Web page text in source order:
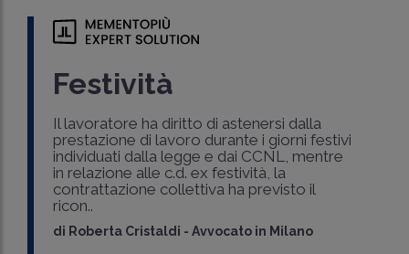
Festività
Il lavoratore ha diritto di astenersi dalla
prestazione di lavoro durante i giorni festivi
individuati dalla legge e dai CCNL, mentre
in relazione alle c.d. ex festività, la
contrattazione collettiva ha previsto il
ricon..
di Roberta Cristaldi -Avvocato in Milano